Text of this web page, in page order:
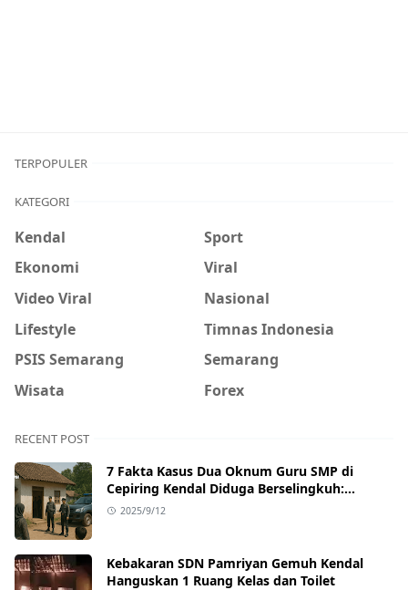
TERPOPULER
KATEGORI
Kendal
Sport
Ekonomi
Viral
Video Viral
Nasional
Lifestyle
Timnas Indonesia
PSIS Semarang
Semarang
Wisata
Forex
RECENT POST
7 Fakta Kasus Dua Oknum Guru SMP di
Cepiring Kendal Diduga Berselingkuh:
Kronologi, Pengakuan, hingga Sanksi
2025/9/12
Kebakaran SDN Pamriyan Gemuh Kendal
Hanguskan 1 Ruang Kelas dan Toilet